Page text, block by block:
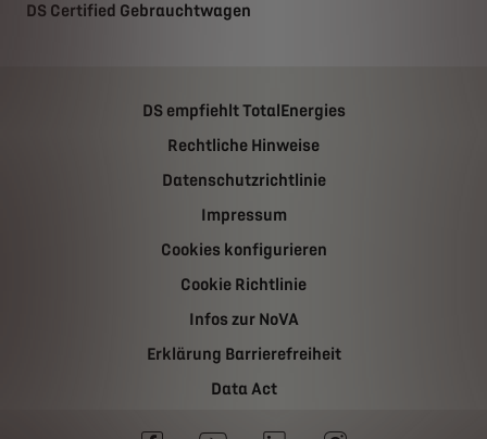
DS Certified Gebrauchtwagen
DS empfiehlt TotalEnergies
Rechtliche Hinweise
Datenschutzrichtlinie
Impressum
Cookies konfigurieren
Cookie Richtlinie
Infos zur NoVA
Erklärung Barrierefreiheit
Data Act